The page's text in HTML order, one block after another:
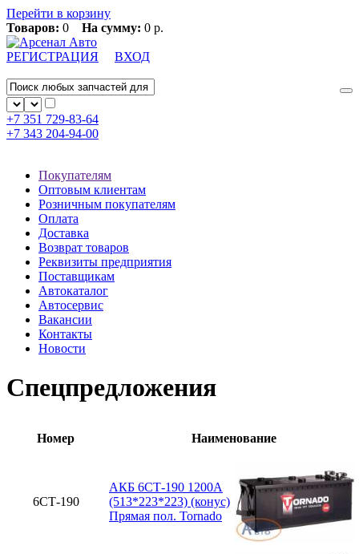
Перейти в корзину
Товаров: 0 На сумму: 0 р.
РЕГИСТРАЦИЯ ВХОД
+7 351 729-83-64
+7 343 204-94-00
Покупателям
Оптовым клиентам
Розничным покупателям
Оплата
Доставка
Возврат товаров
Реквизиты предприятия
Поставщикам
Автокаталог
Автосервис
Вакансии
Контакты
Новости
Спецпредложения
Номер Наименование
6СТ-190
АКБ 6СТ-190 1200А
(513*223*223) (конус)
Прямая пол. Tornado